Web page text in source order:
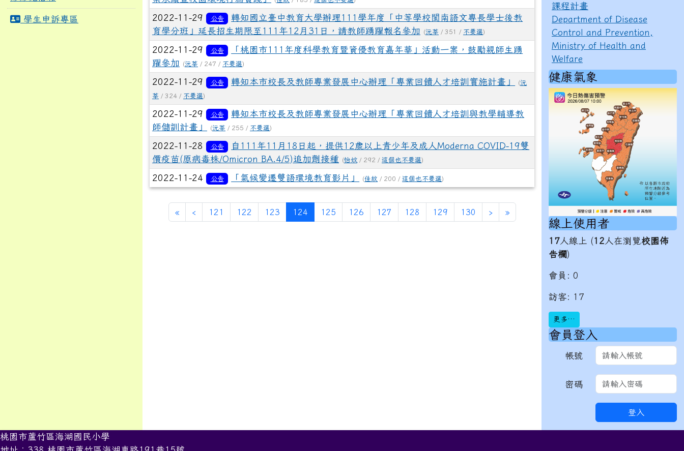
學生申訴專區 2022-11-29 公告
轉知國立臺中教育大學辦理111學年度「中等學校閩南語文專長學士後教
育學分班」延長招生期限至111年12月31日，請教師踴躍報名參加
(沅莘 / 351 / 不要選)
2022-11-29 公告
「桃園市111年度科學教育暨資優教育嘉年華」活動一案，鼓勵親師生踴
躍參加
(沅莘 / 247 / 不要選)
2022-11-29 公告 轉知本市校長及教師專業發展中心辦理「專業回饋人才培訓實施計畫」 (沅
莘 / 324 / 不要選)
2022-11-29 公告
轉知本市校長及教師專業發展中心辦理「專業回饋人才培訓與教學輔導教
師儲訓計畫」
(沅莘 / 255 / 不要選)
2022-11-28 公告
自111年11月18日起，提供12歲以上青少年及成人Moderna COVID-19雙
價疫苗(原病毒株/Omicron BA.4/5)追加劑接種
(怡妏 / 292 / 這個也不要選)
2022-11-24 公告 「氣候變遷雙語環境教育影片」 (佳紋 / 200 /這個也不要選)
«第一頁
‹上一頁
121 122 123 124(目前頁次)
125 126 127 128 129 130 ›下一頁
»最後頁
課程計畫
Department of Disease
Control and Prevention,
Ministry of Health and
Welfare
健康氣象
線上使用者
17 人線上 (12 人在瀏覽校園佈
告欄)
會員: 0
訪客: 17
更多…
會員登入
帳號
密碼
登入
桃園市蘆竹區海湖國民小學